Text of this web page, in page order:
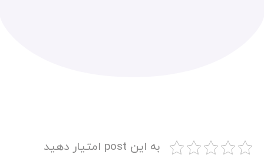
به این post امتیار دهید